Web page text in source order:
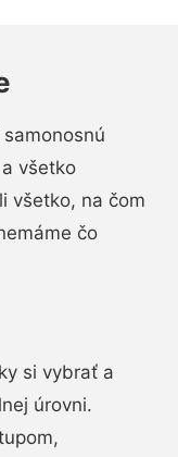
všetko
všetko, na čom
čo
si vybrať a
úrovni.